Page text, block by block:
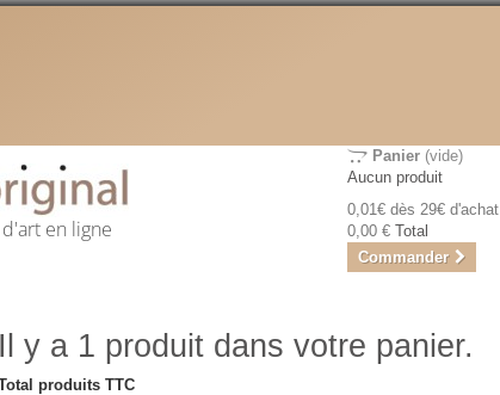
en ligne
Panier (vide)
Aucun produit
0,01€ dès 29€ d'achat
0,00 € Total
Commander
Il y a 1 produit dans votre panier.
produits TTC